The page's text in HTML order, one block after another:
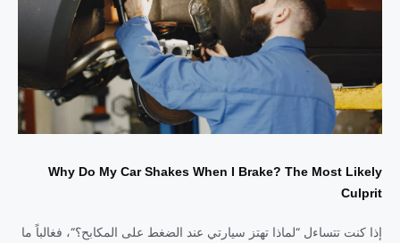
Why Do My Car Shakes When I Brake? The Most Likely
Culprit
إذا كنت تتساءل “لماذا تهتز سيارتي عند الضغط على المكابح؟“، فغالباً ما